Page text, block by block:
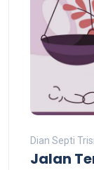
Dian Septi
Jalan